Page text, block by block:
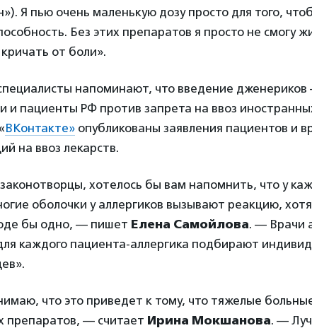
Я пью очень маленькую дозу просто для того,
Без этих препаратов я просто не смогу
от боли».
напоминают, что введение
и пациенты РФ против запрета на ввоз
ВКонтакте» опубликованы заявления пациентов и
на ввоз лекарств.
хотелось бы вам напомнить, что у
оболочки у аллергиков вызывают реакцию,
бы одно, — пишет Елена Самойлова. — Врачи
каждого пациента-аллергика подбирают
что это приведет к тому, что тяжелые
препаратов, — считает Ирина Мокшанова. —